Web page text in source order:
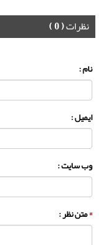
نظرات( 0 )
نام :
ایمیل :
وب سایت :
*متن نظر :